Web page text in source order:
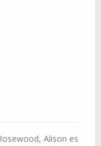
Alison es